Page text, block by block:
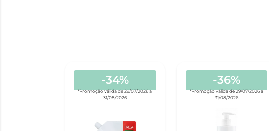
-34%
*Promoção válida de 29/07/2026 a
31/08/2026
-36%
*Promoção válida de 29/07/2026 a
31/08/2026